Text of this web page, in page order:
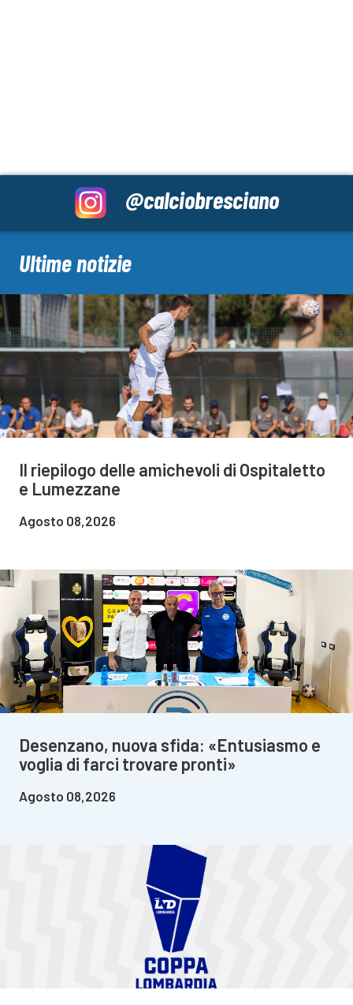
@calciobresciano
Ultime notizie
Il riepilogo delle amichevoli di Ospitaletto
e Lumezzane
Agosto 08,2026
Desenzano, nuova sfida: «Entusiasmo e
voglia di farci trovare pronti»
Agosto 08,2026